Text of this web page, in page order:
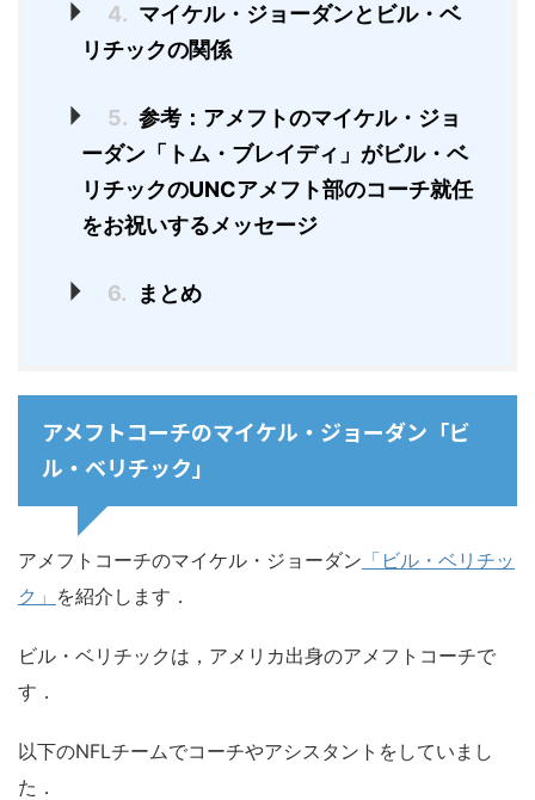
4. マイケル・ジョーダンとビル・ベ
リチックの関係
5. 参考：アメフトのマイケル・ジョ
ーダン「トム・ブレイディ」がビル・ベ
リチックのUNCアメフト部のコーチ就任
をお祝いするメッセージ
6. まとめ
アメフトコーチのマイケル・ジョーダン「ビ
ル・ベリチック」
アメフトコーチのマイケル・ジョーダン 「ビル・ベリチッ
ク」 を紹介します．
ビル・ベリチックは，アメリカ出身のアメフトコーチで
す．
以下のNFLチームでコーチやアシスタントをしていまし
た．